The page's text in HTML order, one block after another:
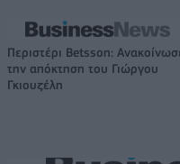
Περιστέρι Betsson:
την απόκτηση του Γιώργου
Γκιουζέλη